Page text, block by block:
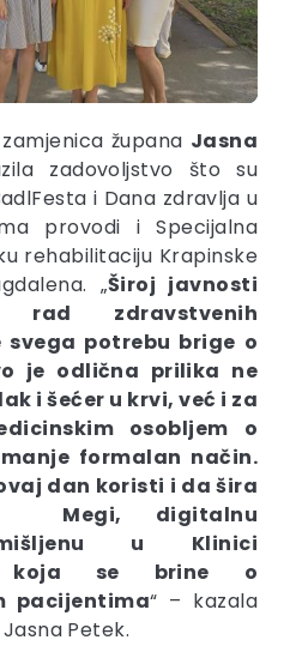
župana Jasna
zadovoljstvo što su
i Dana zdravlja u
provodi i Specijalna
rehabilitaciju Krapinske
„Široj javnosti
zdravstvenih
potrebu brige o
je odlična prilika ne
i šećer u krvi, već i za
osobljem o
formalan način.
dan koristi i da šira
Megi, digitalnu
u Klinici
koja se brine o
pacijentima“ – kazala
Petek.